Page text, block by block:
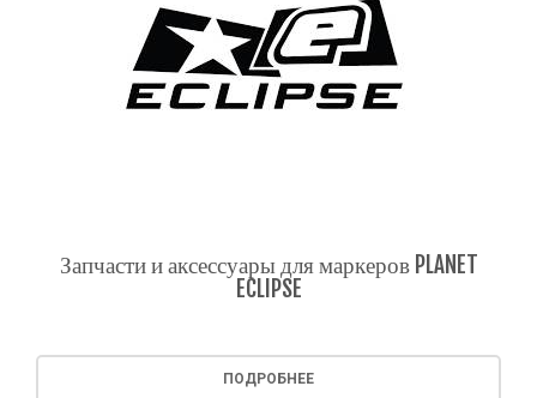
Запчасти и аксессуары для маркеров PLANET
ECLIPSE
ПОДРОБНЕЕ